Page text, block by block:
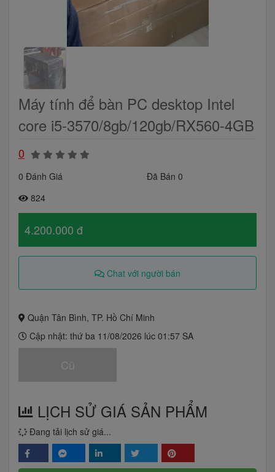
Máy tính để bàn PC desktop Intel
core i5-3570/8gb/120gb/RX560-4GB
0
0 Đánh Giá
Đã Bán 0
824
4.200.000 đ
Chat với người bán
Quận Tân Bình, TP. Hồ Chí Minh
Cập nhật: thứ ba 11/08/2026 lúc 01:57 SA
Cũ
LỊCH SỬ GIÁ SẢN PHẨM
Đang tải lịch sử giá...